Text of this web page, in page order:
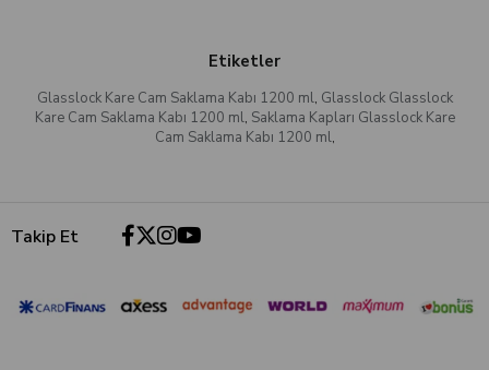
Etiketler
Glasslock Kare Cam Saklama Kabı 1200 ml, Glasslock Glasslock
Kare Cam Saklama Kabı 1200 ml, Saklama Kapları Glasslock Kare
Cam Saklama Kabı 1200 ml,
Takip Et